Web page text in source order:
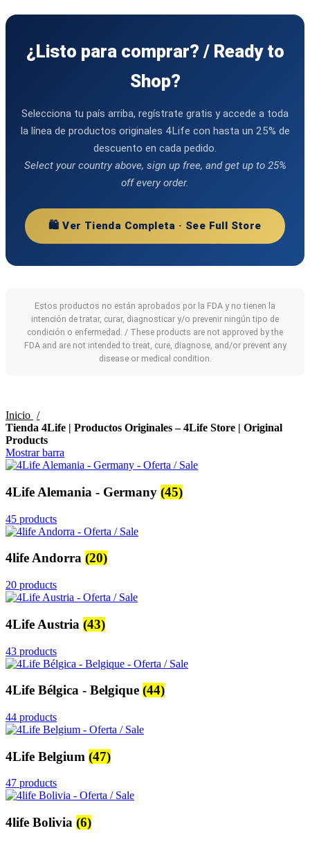
¿Listo para comprar? / Ready to
Shop?
Selecciona tu país arriba, regístrate gratis y accede a toda
la línea de productos originales 4Life con hasta un 25% de
descuento en cada pedido.
Select your country above, sign up free, and get up to 25%
off every order.
🛍️ Ver Tienda Completa · See Full Store
Estos productos no están aprobados por la FDA y no tienen la
intención de tratar, curar, diagnosticar y/o prevenir ningún tipo de
condición o enfermedad. / These products are not approved by the
FDA and are not intended to treat, cure, diagnose, and/or prevent any
disease or medical condition.
Inicio
Tienda 4Life | Productos Originales – 4Life Store | Original
Products
Mostrar barra
4Life Alemania - Germany (45)
45 products
4life Andorra (20)
20 products
4Life Austria (43)
43 products
4Life Bélgica - Belgique (44)
44 products
4Life Belgium (47)
47 products
4life Bolivia (6)